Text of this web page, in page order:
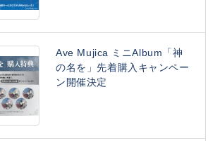
Ave Mujica ミニAlbum「神
の名を」先着購入キャンペー
ン開催決定